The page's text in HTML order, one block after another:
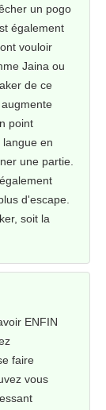
un pogo
également
vouloir
Jaina ou
de ce
point
en
une partie.
d'escape.
soit la
ENFIN
faire
vous